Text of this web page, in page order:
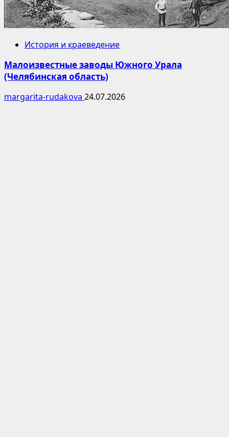
История и краеведение
Малоизвестные заводы Южного Урала
(Челябинская область)
margarita-rudakova 24.07.2026